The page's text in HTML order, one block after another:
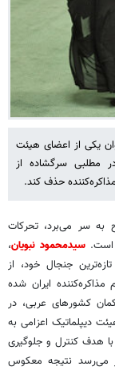
یکی از اعضای هیئت
در مطلبی سرگشاده از
حذف کند.
سر می‌برد، تحرکات
است. سیدمحمود نبویان،
جنجال خود، از
ایران شده
کشورهای عربی، در
دیپلماتیک اعزامی به
هدف کنترل و جلوگیری
می‌رسد نتیجه معکوس